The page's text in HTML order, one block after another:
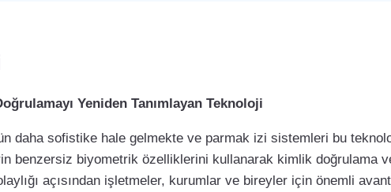
Yeniden Tanımlayan Teknoloji
daha sofistike hale gelmekte ve parmak izi sistemleri bu
benzersiz biyometrik özelliklerini kullanarak kimlik doğrulama
açısından işletmeler, kurumlar ve bireyler için önemli